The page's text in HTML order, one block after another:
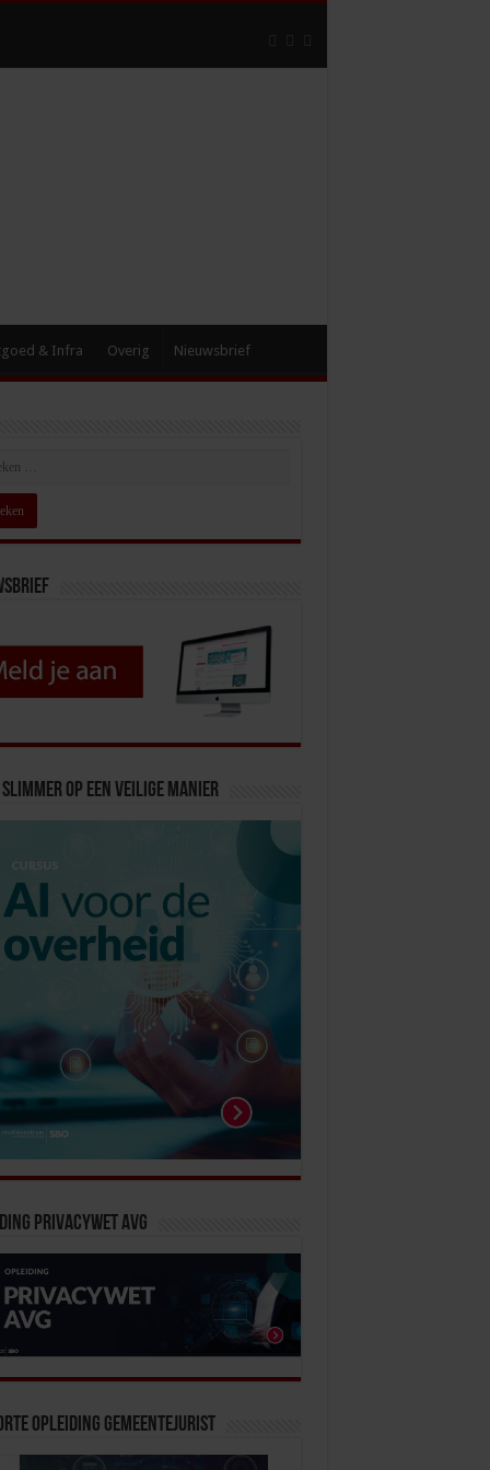
& Infra Overig Nieuwsbrief
op een veilige manier
Privacywet AVG
Opleiding Gemeentejurist